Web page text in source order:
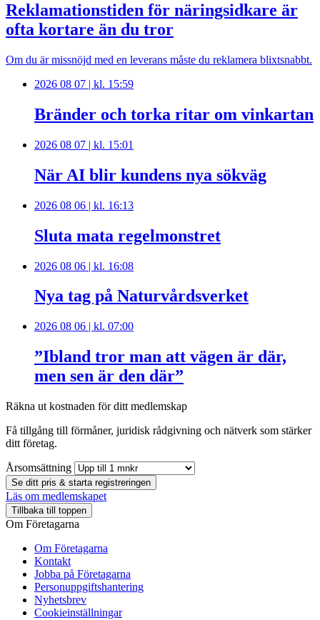
Reklamationstiden för näringsidkare är
ofta kortare än du tror
Om du är missnöjd med en leverans måste du reklamera blixtsnabbt.
2026 08 07 | kl. 15:59
Bränder och torka ritar om vinkartan
2026 08 07 | kl. 15:01
När AI blir kundens nya sökväg
2026 08 06 | kl. 16:13
Sluta mata regelmonstret
2026 08 06 | kl. 16:08
Nya tag på Naturvårdsverket
2026 08 06 | kl. 07:00
”Ibland tror man att vägen är där,
men sen är den där”
Räkna ut kostnaden för ditt medlemskap
Få tillgång till förmåner, juridisk rådgivning och nätverk som stärker
ditt företag.
Årsomsättning
Se ditt pris & starta registreringen
Läs om medlemskapet
Tillbaka till toppen
Om Företagarna
Om Företagarna
Kontakt
Jobba på Företagarna
Personuppgiftshantering
Nyhetsbrev
Cookieinställningar